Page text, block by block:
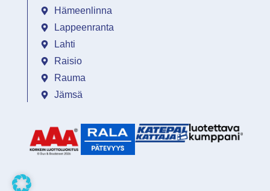
Hämeenlinna
Lappeenranta
Lahti
Raisio
Rauma
Jämsä